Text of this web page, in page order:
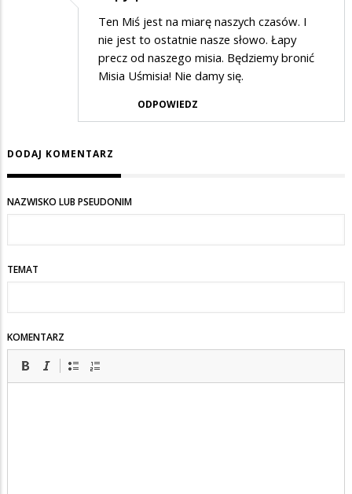
Ten Miś jest na miarę naszych czasów. I
nie jest to ostatnie nasze słowo. Łapy
precz od naszego misia. Będziemy bronić
Misia Uśmisia! Nie damy się.
ODPOWIEDZ
DODAJ KOMENTARZ
NAZWISKO LUB PSEUDONIM
TEMAT
KOMENTARZ